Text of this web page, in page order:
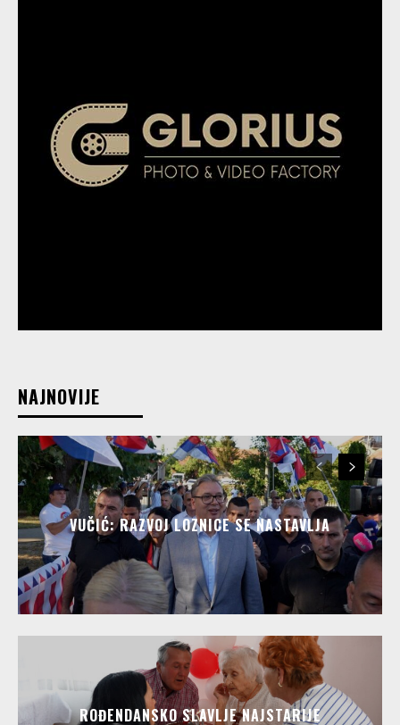
NAJNOVIJE
VUČIĆ: RAZVOJ LOZNICE SE NASTAVLJA
ROĐENDANSKO SLAVLJE NAJSTARIJE